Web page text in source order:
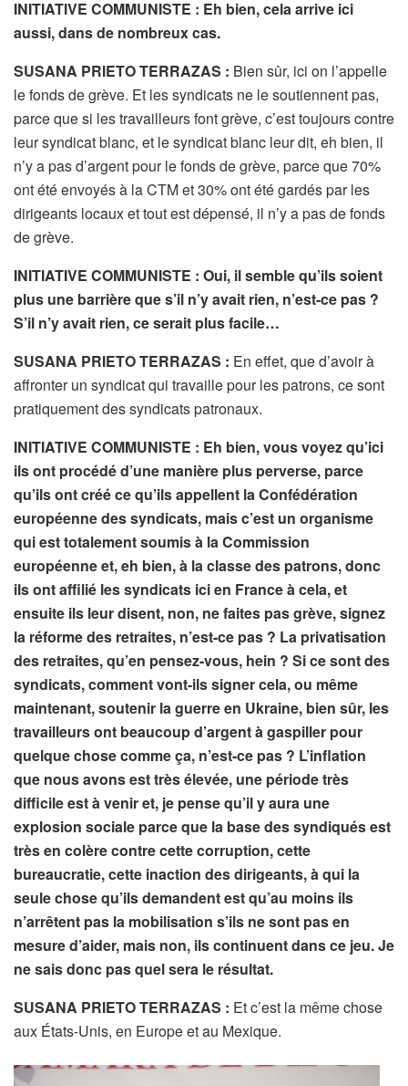
INITIATIVE COMMUNISTE : Eh bien, cela arrive ici
aussi, dans de nombreux cas.
SUSANA PRIETO TERRAZAS : Bien sûr, ici on l’appelle
le fonds de grève. Et les syndicats ne le soutiennent pas,
parce que si les travailleurs font grève, c’est toujours contre
leur syndicat blanc, et le syndicat blanc leur dit, eh bien, il
n’y a pas d’argent pour le fonds de grève, parce que 70%
ont été envoyés à la CTM et 30% ont été gardés par les
dirigeants locaux et tout est dépensé, il n’y a pas de fonds
de grève.
INITIATIVE COMMUNISTE : Oui, il semble qu’ils soient
plus une barrière que s’il n’y avait rien, n’est-ce pas ?
S’il n’y avait rien, ce serait plus facile…
SUSANA PRIETO TERRAZAS : En effet, que d’avoir à
affronter un syndicat qui travaille pour les patrons, ce sont
pratiquement des syndicats patronaux.
INITIATIVE COMMUNISTE : Eh bien, vous voyez qu’ici
ils ont procédé d’une manière plus perverse, parce
qu’ils ont créé ce qu’ils appellent la Confédération
européenne des syndicats, mais c’est un organisme
qui est totalement soumis à la Commission
européenne et, eh bien, à la classe des patrons, donc
ils ont affilié les syndicats ici en France à cela, et
ensuite ils leur disent, non, ne faites pas grève, signez
la réforme des retraites, n’est-ce pas ? La privatisation
des retraites, qu’en pensez-vous, hein ? Si ce sont des
syndicats, comment vont-ils signer cela, ou même
maintenant, soutenir la guerre en Ukraine, bien sûr, les
travailleurs ont beaucoup d’argent à gaspiller pour
quelque chose comme ça, n’est-ce pas ? L’inflation
que nous avons est très élevée, une période très
difficile est à venir et, je pense qu’il y aura une
explosion sociale parce que la base des syndiqués est
très en colère contre cette corruption, cette
bureaucratie, cette inaction des dirigeants, à qui la
seule chose qu’ils demandent est qu’au moins ils
n’arrêtent pas la mobilisation s’ils ne sont pas en
mesure d’aider, mais non, ils continuent dans ce jeu. Je
ne sais donc pas quel sera le résultat.
SUSANA PRIETO TERRAZAS : Et c’est la même chose
aux États-Unis, en Europe et au Mexique.